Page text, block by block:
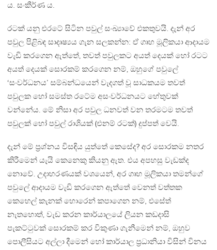
ය. සංකීර්ණ ය.
රටක් යනු එරටේ සිටින පවුල් සංඛ්‍යාවේ එකතුවයි. දැන් අර
පවුල පිළිබඳ සාදෘෂ්‍යය ගැන සලකන්න: ඒ ගෘහ මූලිකයා ආදායම
වැඩි කරගෙන ඇත්තේ, තවත් පවුලකට අයත් දෙයක් හෝ රටට
අයත් දෙයක් සොරකම් කරගෙන නම්, ඔහුගේ පවුලේ
‘සංවර්ධනය’ සම්බන්ධයෙන් වැදගත් වූ සාධකයම තවත්
පවුලක හෝ සමස්ත රටේම අසංවර්ධනයට හේතුවක්
වන්නේය. මේ නිසා අර පවුල ධනවත් වන තරමටම තවත්
පවුලක් හෝ පවුල් රාශියක් (එනම් රටක්) දුප්පත් වෙයි.
දැන් මේ ප්‍රශ්නය විසඳිය යුත්තේ කෙසේද? අර සොරකම නතර
කිරීමෙන් යැයි කෙනෙකු කියනු ඇත. එය අපහසු වැඩක්ද
නොවේ. උදාහරණයක් වශයෙන්, අර ගෘහ මූලිකයා තමන්ගේ
පවුලේ ආදායම වැඩි කරගෙන ඇත්තේ වෙනත් වත්තක
කෙහෙල් කැනක් හොරෙන් කපාගෙන නම්, එසේත්
නැතහොත්, වැඩ කරන කාර්යාලයේ ලියන කඩදාසි
පැකට්ටුවක් සොරකම් කර විකුණා ගැනීමෙන් නම්, ඔහුව
පොලීසියට අල්ලා දීමෙන් හෝ කාර්යාල ප්‍රධානියා විසින් විනය